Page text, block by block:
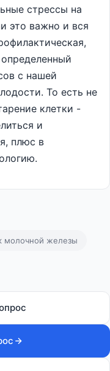
стрессы на
это важно и вся
с нашей
То есть не
клетки -
и
плюс в
молочной железы